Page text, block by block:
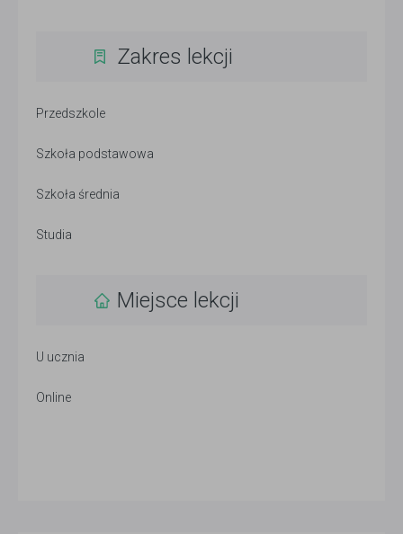
Zakres lekcji
Przedszkole
Szkoła podstawowa
Szkoła średnia
Studia
Miejsce lekcji
U ucznia
Online